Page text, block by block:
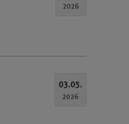
2026
03.05.
2026